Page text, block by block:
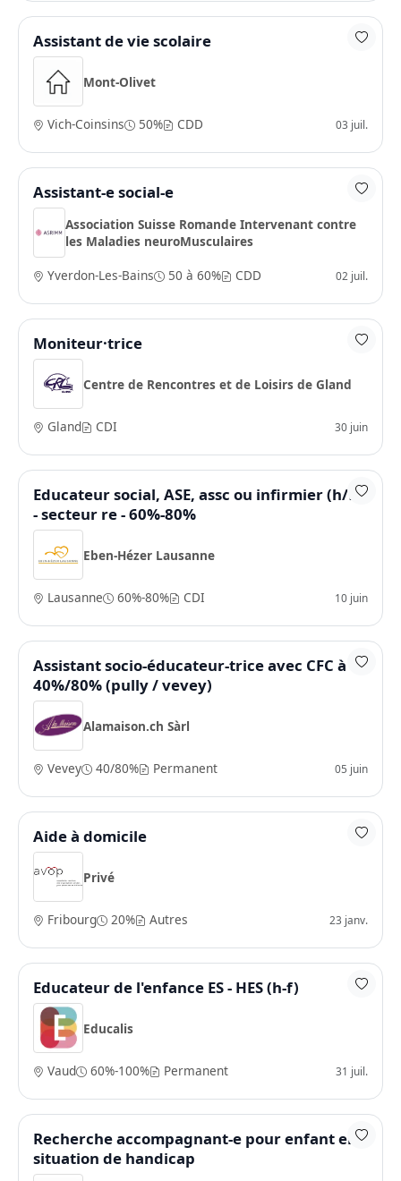
Assistant de vie scolaire
Mont-Olivet
Vich-Coinsins 50% CDD 03 juil.
Assistant-e social-e
Association Suisse Romande Intervenant contre
les Maladies neuroMusculaires
Yverdon-Les-Bains
50 à 60% CDD 02 juil.
Moniteur·trice
Centre de Rencontres et de Loisirs de Gland
Gland CDI 30 juin
Educateur social, ASE, assc ou infirmier (h/f)
- secteur re - 60%-80%
Eben-Hézer Lausanne
Lausanne 60%-80% CDI 10 juin
Assistant socio-éducateur-trice avec CFC à
40%/80% (pully / vevey)
Alamaison.ch Sàrl
Vevey 40/80% Permanent 05 juin
Aide à domicile
Privé
Fribourg 20% Autres 23 janv.
Educateur de l'enfance ES - HES (h-f)
Educalis
Vaud 60%-100% Permanent 31 juil.
Recherche accompagnant-e pour enfant en
situation de handicap